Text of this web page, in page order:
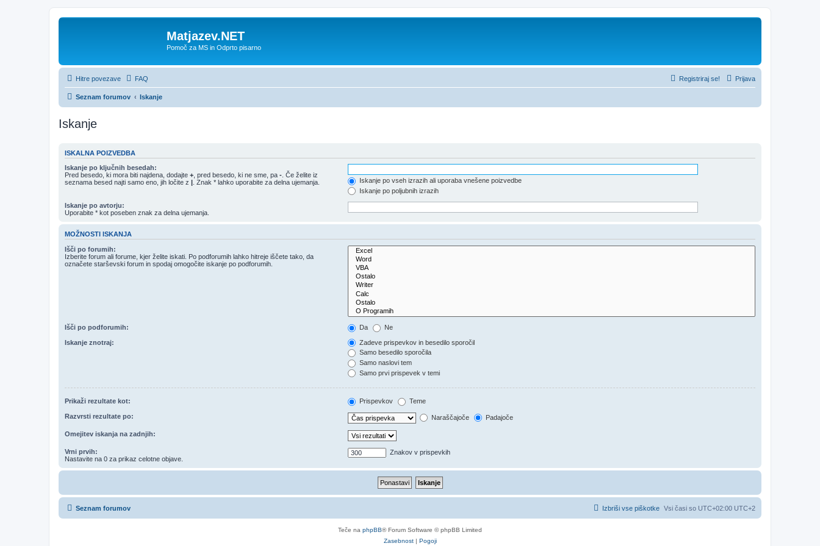
Matjazev.NET
Pomoč za MS in Odprto pisarno
Hitre povezave FAQ Prijava
Registriraj se!
Seznam forumov Iskanje
Iskanje
ISKALNA POIZVEDBA
Iskanje po ključnih besedah:
Pred besedo, ki mora biti najdena, dodajte + , pred besedo, ki ne sme, pa - . Če želite iz
seznama besed najti samo eno, jih ločite z | . Znak * lahko uporabite za delna ujemanja.
Iskanje po vseh izrazih ali uporaba vnešene poizvedbe
Iskanje po poljubnih izrazih
Iskanje po avtorju:
Uporabite * kot poseben znak za delna ujemanja.
MOŽNOSTI ISKANJA
Išči po forumih:
Izberite forum ali forume, kjer želite iskati. Po podforumih lahko hitreje iščete tako, da
označete starševski forum in spodaj omogočite iskanje po podforumih.
Išči po podforumih: Da Ne
Iskanje znotraj:
Zadeve prispevkov in besedilo sporočil
Samo besedilo sporočila
Samo naslovi tem
Samo prvi prispevek v temi
Prikaži rezultate kot: Prispevkov Teme
Razvrsti rezultate po: Naraščajoče Padajoče
Omejitev iskanja na zadnjih:
Vrni prvih:
Nastavite na 0 za prikaz celotne objave.
Znakov v prispevkih
Seznam forumov Vsi časi so UTC+02:00 UTC+2
Izbriši vse piškotke
Teče na phpBB® Forum Software © phpBB Limited
Zasebnost| Pogoji